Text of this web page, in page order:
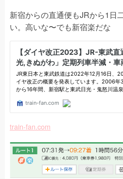
新宿からの直通便もJRから1日
い。高いな〜でも新宿楽だな
train-fan.com